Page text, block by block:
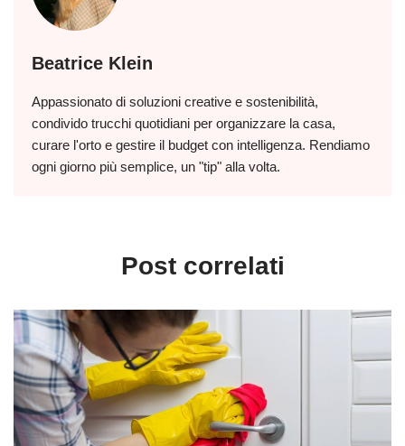
Beatrice Klein
Appassionato di soluzioni creative e sostenibilità,
condivido trucchi quotidiani per organizzare la casa,
curare l'orto e gestire il budget con intelligenza. Rendiamo
ogni giorno più semplice, un "tip" alla volta.
Post correlati